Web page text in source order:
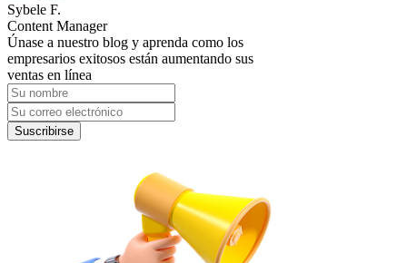
Sybele F.
Content Manager
Únase a nuestro blog y aprenda como los
empresarios exitosos están aumentando sus
ventas en línea
Suscribirse